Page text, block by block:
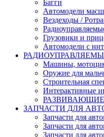
Багги
Автомодели
Вездеходы /
Грузовики и
Автомодели с
Машины,
Оружие для
Строительная
Интерактивные
ЗАПЧАСТИ ДЛЯ
Запчасти для
Запчасти для
Запчасти для